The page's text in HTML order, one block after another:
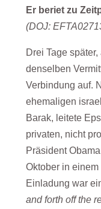
Er beriet zu
(DOJ:
Drei Tage
denselben
Verbindung auf.
ehemaligen
Barak, leitete
privaten, nicht
Präsident
Oktober in
Einladung war
and forth off the